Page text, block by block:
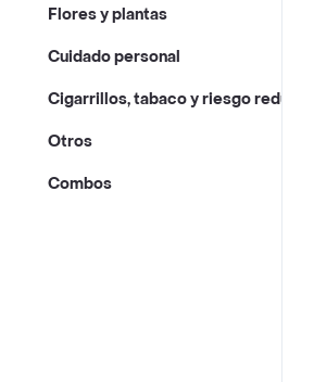
Flores y plantas
Cuidado personal
Cigarrillos, tabaco y riesgo reducido
Otros
Combos